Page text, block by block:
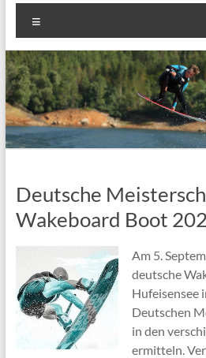
Deutsche
Wakeboard Boot
Am 5.
deutsche
Hufeisensee
Deutschen
in den
ermitteln.